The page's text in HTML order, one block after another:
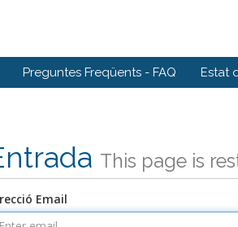
Preguntes Freqüents - FAQ Estat
This page is
Email